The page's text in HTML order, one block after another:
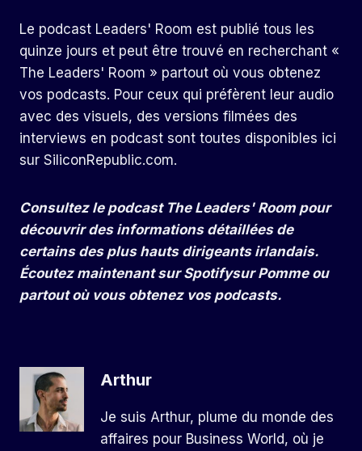
Le podcast Leaders' Room est publié tous les
quinze jours et peut être trouvé en recherchant «
The Leaders' Room » partout où vous obtenez
vos podcasts. Pour ceux qui préfèrent leur audio
avec des visuels, des versions filmées des
interviews en podcast sont toutes disponibles ici
sur SiliconRepublic.com.
Consultez le podcast The Leaders' Room pour
découvrir des informations détaillées de
certains des plus hauts dirigeants irlandais.
Écoutez maintenant surSpotifysurPommeou
partout où vous obtenez vos podcasts.
Arthur
Je suis Arthur, plume du monde des
affaires pour Business World, où je